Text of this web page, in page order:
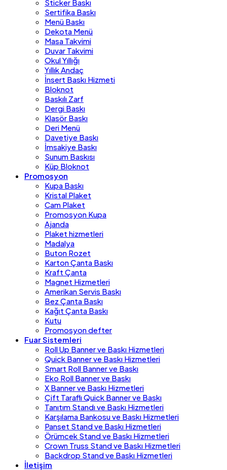
Sticker Baskı
Sertifika Baskı
Menü Baskı
Dekota Menü
Masa Takvimi
Duvar Takvimi
Okul Yıllığı
Yıllık Andaç
İnsert Baskı Hizmeti
Bloknot
Baskılı Zarf
Dergi Baskı
Klasör Baskı
Deri Menü
Davetiye Baskı
İmsakiye Baskı
Sunum Baskısı
Küp Bloknot
Promosyon
Kupa Baskı
Kristal Plaket
Cam Plaket
Promosyon Kupa
Ajanda
Plaket hizmetleri
Madalya
Buton Rozet
Karton Çanta Baskı
Kraft Çanta
Magnet Hizmetleri
Amerikan Servis Baskı
Bez Çanta Baskı
Kağıt Çanta Baskı
Kutu
Promosyon defter
Fuar Sistemleri
Roll Up Banner ve Baskı Hizmetleri
Quick Banner ve Baskı Hizmetleri
Smart Roll Banner ve Baskı
Eko Roll Banner ve Baskı
X Banner ve Baskı Hizmetleri
Çift Taraflı Quick Banner ve Baskı
Tanıtım Standı ve Baskı Hizmetleri
Karşılama Bankosu ve Baskı Hizmetleri
Panset Stand ve Baskı Hizmetleri
Örümcek Stand ve Baskı Hizmetleri
Crown Truss Stand ve Baskı Hizmetleri
Backdrop Stand ve Baskı Hizmetleri
İletişim